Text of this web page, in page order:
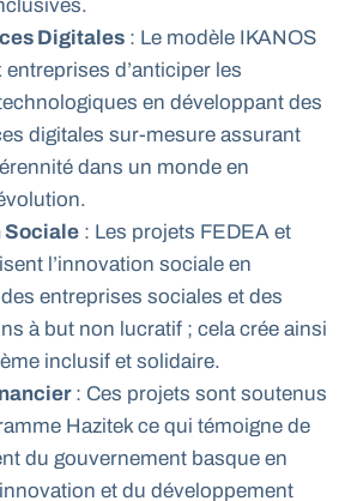
Digitales : Le modèle IKANOS
entreprises d’anticiper les
en développant des
digitales sur-mesure assurant
dans un monde en
Sociale : Les projets FEDEA et
l’innovation sociale en
entreprises sociales et des
à but non lucratif ; cela crée ainsi
inclusif et solidaire.
: Ces projets sont soutenus
Hazitek ce qui témoigne de
du gouvernement basque en
et du développement